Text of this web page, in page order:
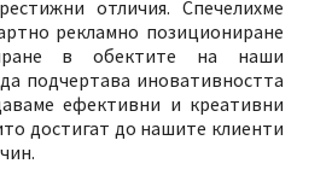
отличия. Спечелихме
рекламно позициониране
в обектите на наши
подчертава иновативността
ефективни и креативни
достигат до нашите клиенти